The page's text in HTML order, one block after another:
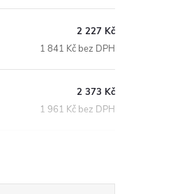
2 227 Kč
1 841 Kč bez DPH
2 373 Kč
1 961 Kč bez DPH